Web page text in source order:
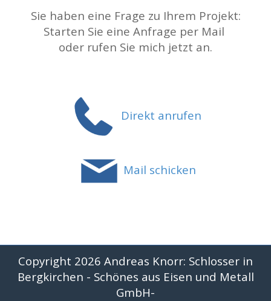
Sie haben eine Frage zu Ihrem Projekt:
Starten Sie eine Anfrage per Mail
oder rufen Sie mich jetzt an.
Direkt anrufen
Mail schicken
Copyright 2026 Andreas Knorr: Schlosser in
Bergkirchen - Schönes aus Eisen und Metall
GmbH-